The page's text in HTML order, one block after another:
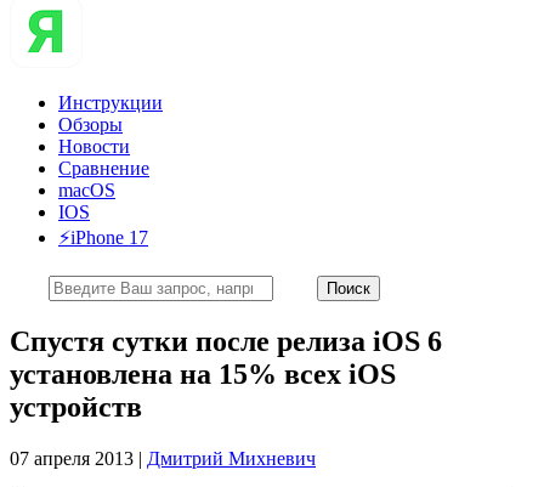
Инструкции
Обзоры
Новости
Сравнение
macOS
IOS
⚡️iPhone 17
Спустя сутки после релиза iOS 6
установлена на 15% всех iOS
устройств
07 апреля 2013 | Дмитрий Михневич